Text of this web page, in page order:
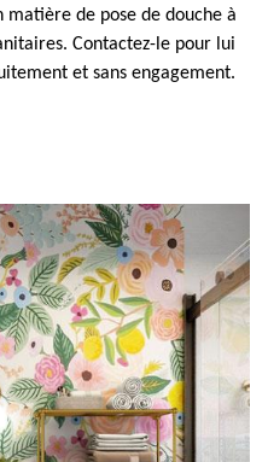
de pose de douche à
Contactez-le pour lui
et sans engagement.